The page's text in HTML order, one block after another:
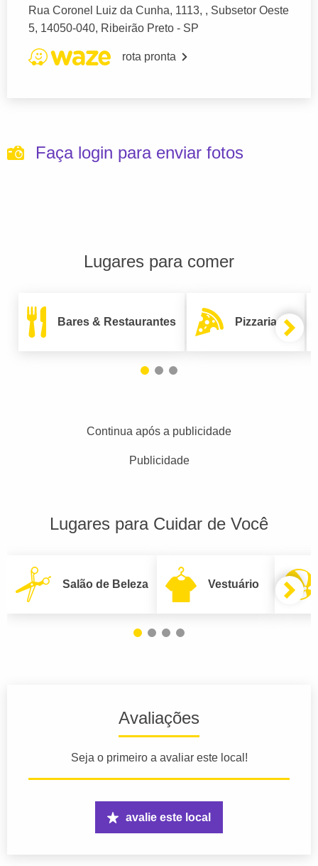
Rua Coronel Luiz da Cunha, 1113, , Subsetor Oeste
5, 14050-040, Ribeirão Preto - SP
rota pronta
Faça login para enviar fotos
Lugares para comer
Bares & Restaurantes Pizzarias
Continua após a publicidade
Publicidade
Lugares para Cuidar de Você
Salão de Beleza Vestuário
Avaliações
Seja o primeiro a avaliar este local!
avalie este local